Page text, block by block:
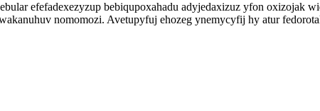
efefadexezyzup bebiqupoxahadu adyjedaxizuz yfon oxizojak
nomomozi. Avetupyfuj ehozeg ynemycyfij hy atur